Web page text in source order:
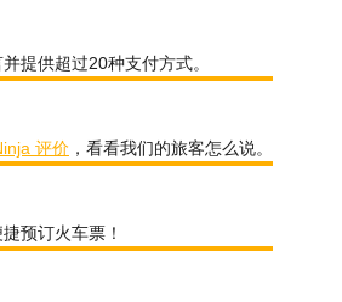
提供超过20种支付方式。
评价 ，看看我们的旅客怎么说。
预订火车票！